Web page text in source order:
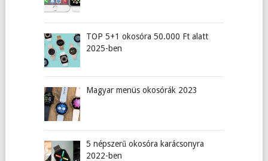
TOP 5+1 okosóra 50.000 Ft alatt
2025-ben
Magyar menüs okosórák 2023
5 népszerű okosóra karácsonyra
2022-ben